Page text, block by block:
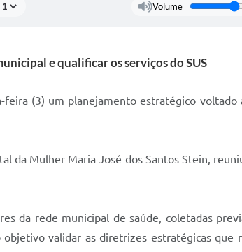
Volume
e qualificar os serviços do SUS
(3) um planejamento estratégico voltado
da Mulher Maria José dos Santos Stein,
da rede municipal de saúde, coletadas
validar as diretrizes estratégicas que